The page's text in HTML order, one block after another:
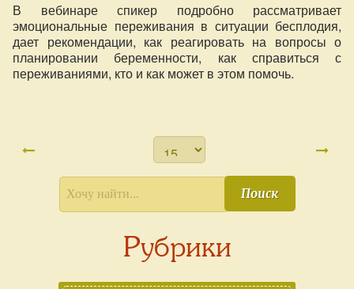
В вебинаре спикер подробно рассматривает
эмоциональные переживания в ситуации бесплодия,
дает рекомендации, как реагировать на вопросы о
планировании беременности, как справиться с
переживаниями, кто и как может в этом помочь.
Поиск
Рубрики